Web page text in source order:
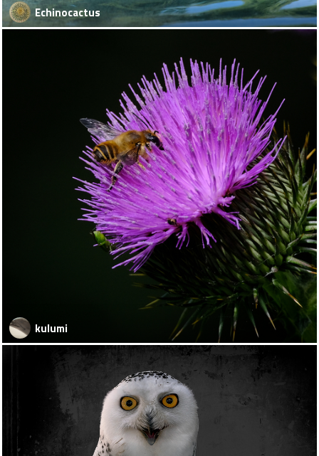
Echinocactus
kulumi